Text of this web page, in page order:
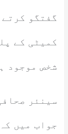
گفتگو
کمیٹی کے
شخص موجود
سینئر
جواب میں